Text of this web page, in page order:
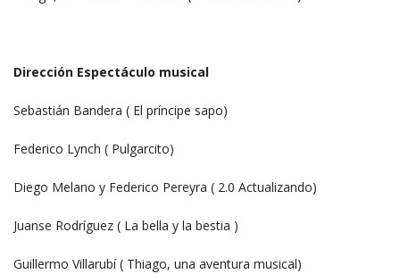
Dirección Espectáculo musical
Sebastián Bandera ( El príncipe sapo)
Federico Lynch ( Pulgarcito)
Diego Melano y Federico Pereyra ( 2.0 Actualizando)
Juanse Rodríguez ( La bella y la bestia )
Guillermo Villarubí ( Thiago, una aventura musical)